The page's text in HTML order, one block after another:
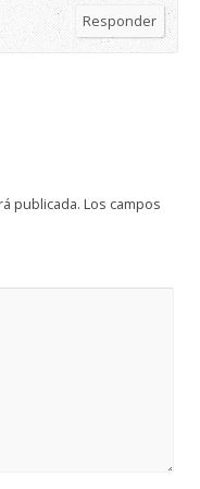
Responder
publicada. Los campos